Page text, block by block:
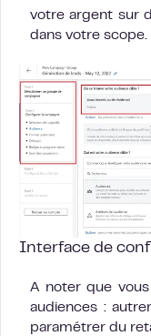
votre argent sur
dans votre scope.
Interface de
A noter que
audiences :
paramétrer du